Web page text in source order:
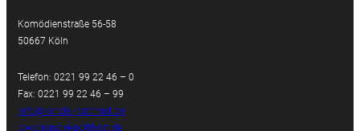
Komödienstraße 56-58
50667 Köln
Telefon: 0221 99 22 46 – 0
Fax: 0221 99 22 46 – 99
info@kanzlei-potthast.de
www.kanzlei-potthast.de